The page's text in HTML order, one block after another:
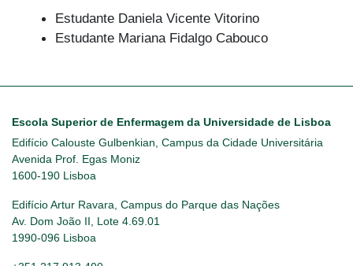
Estudante Daniela Vicente Vitorino
Estudante Mariana Fidalgo Cabouco
Escola Superior de Enfermagem da Universidade de Lisboa
Edifício Calouste Gulbenkian, Campus da Cidade Universitária
Avenida Prof. Egas Moniz
1600-190 Lisboa
Edifício Artur Ravara, Campus do Parque das Nações
Av. Dom João II, Lote 4.69.01
1990-096 Lisboa